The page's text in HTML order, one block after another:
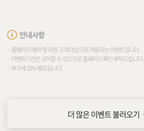
안내사항
· 홈페이지 예약 및 내원 고객 대상으로 적용되는 이벤트입니다.
· 이벤트기간은 상이할 수 있으므로 홈페이지 확인 부탁드립니다.
· 부가세 10% 별도입니다.
더 많은 이벤트 불러오기
스킨케어
체형